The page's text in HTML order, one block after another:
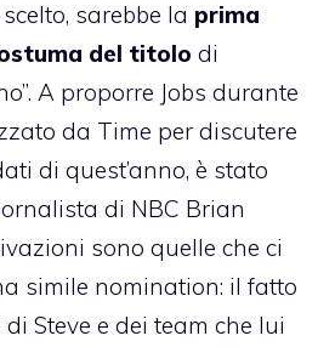
sarebbe la prima
del titolo di
A proporre Jobs durante
da Time per discutere
di quest’anno, è stato
di NBC Brian
sono quelle che ci
simile nomination: il fatto
Steve e dei team che lui